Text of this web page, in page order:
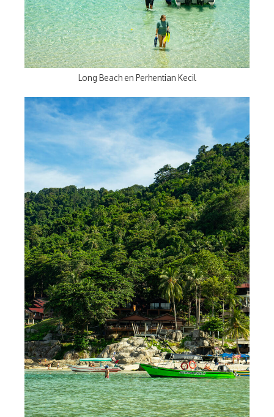
Long Beach en Perhentian Kecil